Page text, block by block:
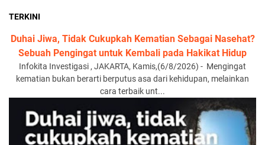
TERKINI
Duhai Jiwa, Tidak Cukupkah Kematian Sebagai Nasehat?
Sebuah Pengingat untuk Kembali pada Hakikat Hidup
Infokita Investigasi , JAKARTA, Kamis,(6/8/2026) - Mengingat
kematian bukan berarti berputus asa dari kehidupan, melainkan
cara terbaik unt...